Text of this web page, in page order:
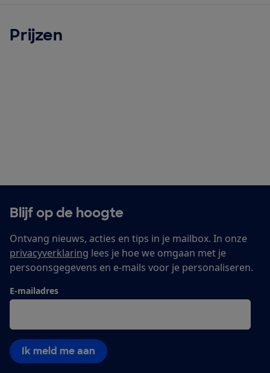
Prijzen
Blijf op de hoogte
Ontvang nieuws, acties en tips in je mailbox. In onze
privacyverklaring lees je hoe we omgaan met je
persoonsgegevens en e-mails voor je personaliseren.
E-mailadres
Ik meld me aan